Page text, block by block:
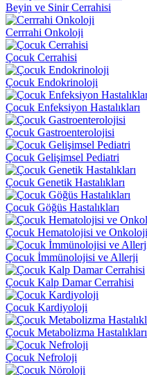
Beyin ve Sinir Cerrahisi
Cerrrahi Onkoloji
Çocuk Cerrahisi
Çocuk Endokrinoloji
Çocuk Enfeksiyon Hastalıkları
Çocuk Gastroenterolojisi
Çocuk Gelişimsel Pediatri
Çocuk Genetik Hastalıkları
Çocuk Göğüs Hastalıkları
Çocuk Hematolojisi ve
Çocuk İmmünolojisi ve Allerji
Çocuk Kalp Damar Cerrahisi
Çocuk Kardiyoloji
Çocuk Metabolizma Hastalıkları
Çocuk Nefroloji